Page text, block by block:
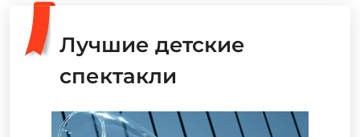
Лучшие детские
спектакли